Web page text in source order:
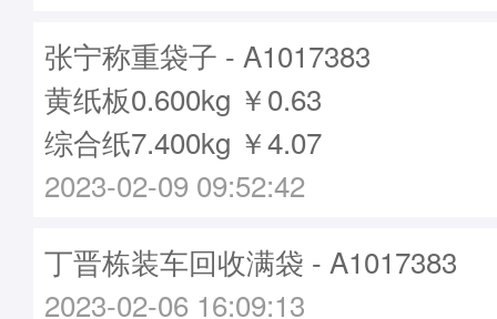
张宁称重袋子 - A1017383
黄纸板0.600kg ￥0.63
综合纸7.400kg ￥4.07
2023-02-09 09:52:42
丁晋栋装车回收满袋 - A1017383
2023-02-06 16:09:13